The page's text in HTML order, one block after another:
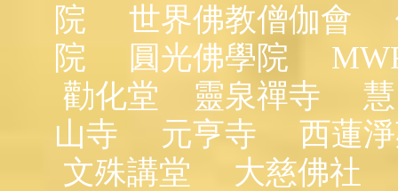
院
世界佛教僧伽會
院
圓光佛學院
勸化堂
靈泉禪寺
山寺
元亨寺
西蓮
文殊講堂
大慈佛社